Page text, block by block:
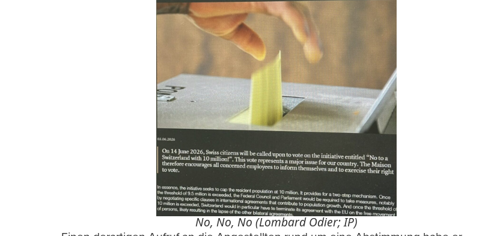
No, No, No (Lombard Odier; IP)